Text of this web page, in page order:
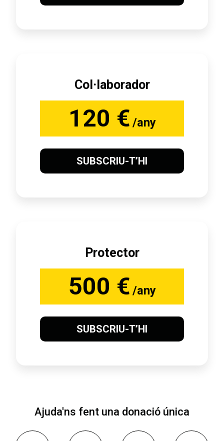
Col·laborador
120 € /any
SUBSCRIU-T’HI
Protector
500 € /any
SUBSCRIU-T’HI
Ajuda'ns fent una donació única